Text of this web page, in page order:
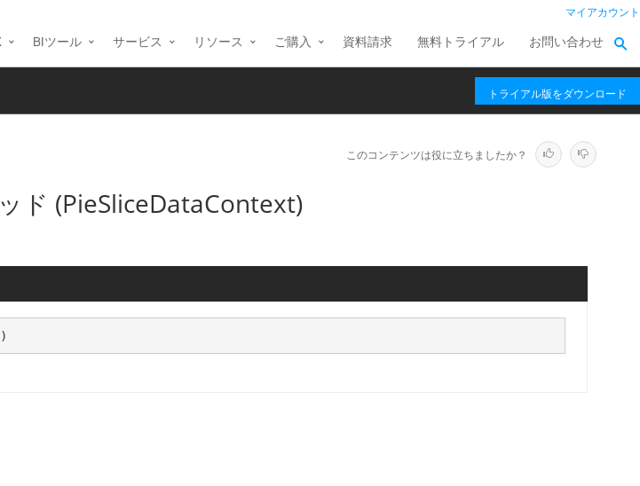
マイアカウント
BIツール サービス リソース ご購入 資料請求 無料トライアル お問い合わせ
トライアル版をダウンロード
このコンテンツは役に立ちましたか？
ド (PieSliceDataContext)